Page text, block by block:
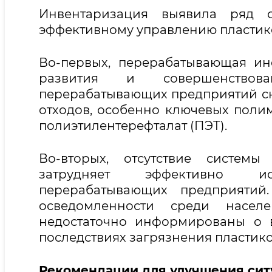
Инвентаризация выявила ряд
эффективному управлению
Во-первых, перерабатывающая
развития и
перерабатывающих предприятий
отходов, особенно ключевых
полиэтилентерефталат (ПЭТ).
Во-вторых, отсутствие
затрудняет эффективно
перерабатывающих
осведомленности среди
недостаточно информированы о
последствиях загрязнения